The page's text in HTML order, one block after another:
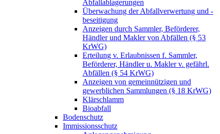
Abfallablagerungen
Überwachung der Abfallverwertung und -
beseitigung
Anzeigen durch Sammler, Beförderer,
Händler und Makler von Abfällen (§ 53
KrWG)
Erteilung v. Erlaubnissen f. Sammler,
Beförderer, Händler u. Makler v. gefährl.
Abfällen (§ 54 KrWG)
Anzeigen von gemeinnützigen und
gewerblichen Sammlungen (§ 18 KrWG)
Klärschlamm
Bioabfall
Bodenschutz
Immissionsschutz